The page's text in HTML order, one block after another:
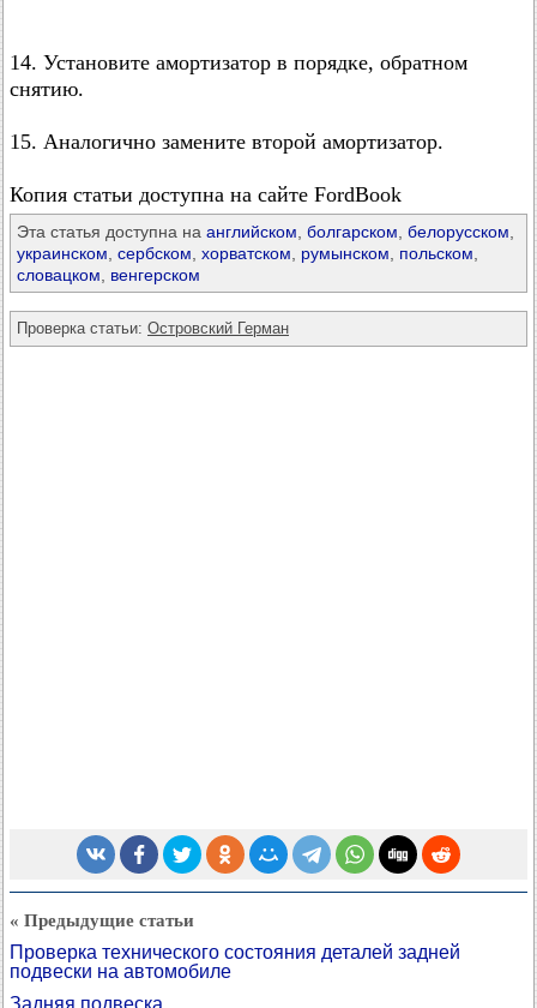
14. Установите амортизатор в порядке, обратном
снятию.
15. Аналогично замените второй амортизатор.
Копия статьи доступна на сайте FordBook
Эта статья доступна на английском болгарском белорусском
украинском сербском хорватском румынском польском
словацком
венгерском
Проверка статьи: Островский Герман
« Предыдущие статьи
Проверка технического состояния деталей задней
подвески на автомобиле
Задняя подвеска